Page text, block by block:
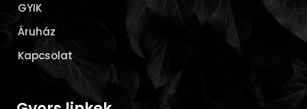
GYIK
Áruház
Kapcsolat